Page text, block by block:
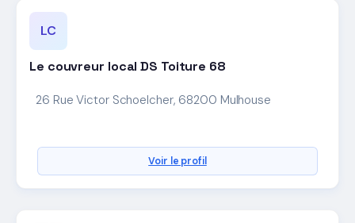
LC
Le couvreur local DS Toiture 68
26 Rue Victor Schoelcher, 68200 Mulhouse
Voir le profil